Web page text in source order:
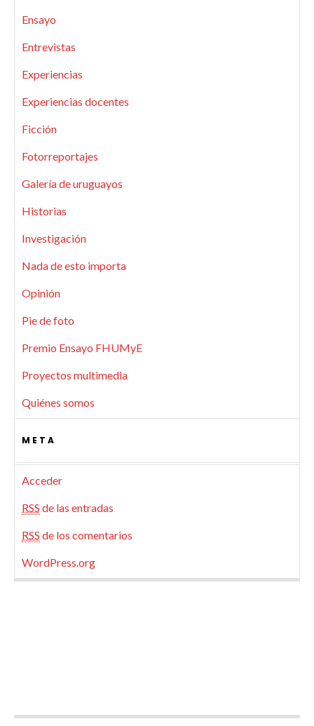
Ensayo
Entrevistas
Experiencias
Experiencias docentes
Ficción
Fotorreportajes
Galería de uruguayos
Historias
Investigación
Nada de esto importa
Opinión
Pie de foto
Premio Ensayo FHUMyE
Proyectos multimedia
Quiénes somos
META
Acceder
RSS de las entradas
RSS de los comentarios
WordPress.org